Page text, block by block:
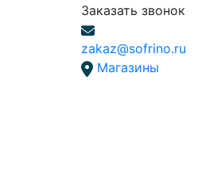
Заказать звонок
zakaz@sofrino.ru
Магазины